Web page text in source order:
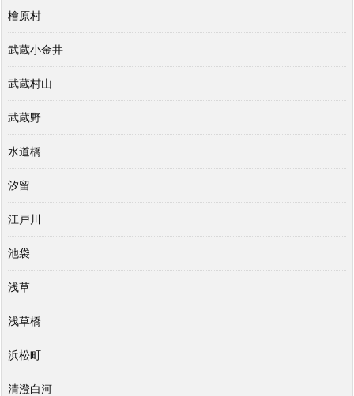
檜原村
武蔵小金井
武蔵村山
武蔵野
水道橋
汐留
江戸川
池袋
浅草
浅草橋
浜松町
清澄白河